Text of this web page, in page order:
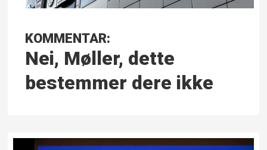
KOMMENTAR:
Nei, Møller, dette
bestemmer dere ikke